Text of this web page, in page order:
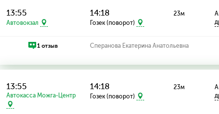
13:55
Автовокзал
14:18
Гозек (поворот)
23м
1 отзыв Сперанова Екатерина Анатольевна
13:55
Автокасса Можга-Центр
14:18
Гозек (поворот)
23м